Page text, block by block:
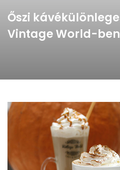
Őszi
Vintage World-ben